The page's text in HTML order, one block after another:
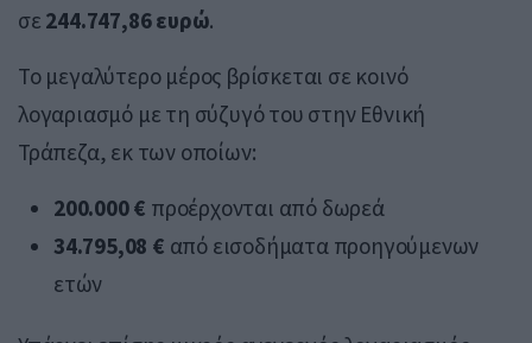
σε 244.747,86 ευρώ.
Το μεγαλύτερο μέρος βρίσκεται σε κοινό
λογαριασμό με τη σύζυγό του στην Εθνική
Τράπεζα, εκ των οποίων:
200.000 € προέρχονται από δωρεά
34.795,08 € από εισοδήματα προηγούμενων
ετών